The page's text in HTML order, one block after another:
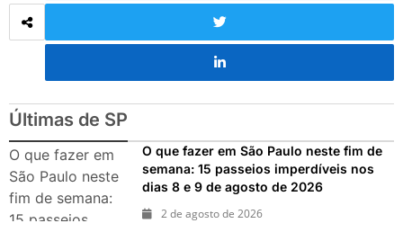
Copa do Mundo, exposições
e passeios imperdíveis
O que fazer em São Paulo no
final de semana de 11 e 12
de julho: guia completo com
festas julinas, exposições,
gastronomia, automobilismo
e lazer para toda a família
Últimas de SP
O que fazer em
São Paulo neste
fim de semana:
15 passeios
O que fazer em São Paulo neste fim de
semana: 15 passeios imperdíveis nos
dias 8 e 9 de agosto de 2026
2 de agosto de 2026